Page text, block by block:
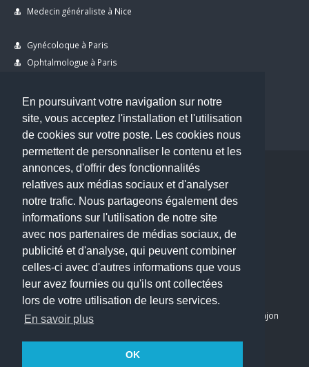
En poursuivant votre navigation sur notre
site, vous acceptez l'installation et l'utilisation
de cookies sur votre poste. Les cookies nous
permettent de personnaliser le contenu et les
annonces, d'offrir des fonctionnalités
relatives aux médias sociaux et d'analyser
notre trafic. Nous partageons également des
informations sur l'utilisation de notre site
avec nos partenaires de médias sociaux, de
publicité et d'analyse, qui peuvent combiner
celles-ci avec d'autres informations que vous
leur avez fournies ou qu'ils ont collectées
lors de votre utilisation de leurs services.
En savoir plus
OK
Medecin généraliste à Nice
Gynécoloque à Paris
Ophtalmologue à Paris
Dentiste à Paris
Copyright © 2026 . All Rights Reserved.
choisirunmedecin@gmail.com
Nous contacter
Accueil
Blog
Mon compte
Dernier avis : PASCAL DELCAMPE, Chirurgien maxillo-faciale à Arpajon